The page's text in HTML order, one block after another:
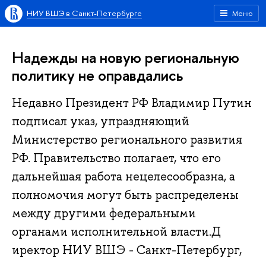
Меню
НИУ ВШЭ в Санкт-Петербурге
Надежды на новую региональную
политику не оправдались
Недавно Президент РФ Владимир Путин
подписал указ, упраздняющий
Министерство регионального развития
РФ. Правительство полагает, что его
дальнейшая работа нецелесообразна, а
полномочия могут быть распределены
между другими федеральными
органами исполнительной власти.Д
иректор НИУ ВШЭ - Санкт-Петербург,